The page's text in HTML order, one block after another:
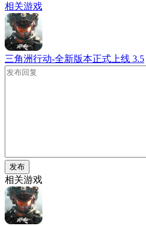
相关游戏
三角洲行动-全新版本正式上线 3.5
发布
相关游戏